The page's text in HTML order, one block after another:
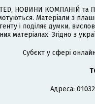
НОВИНИ КОМПАНІЙ та
Матеріали з
і поділяє думки,
матеріалах. Згідно з
Cубєкт у сфері
Адреса: